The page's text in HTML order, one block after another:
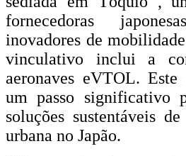
fornecedoras
inovadores de
vinculativo inclui a
aeronaves eVTOL. Este
um passo significativo
soluções sustentáveis
urbana no Japão.